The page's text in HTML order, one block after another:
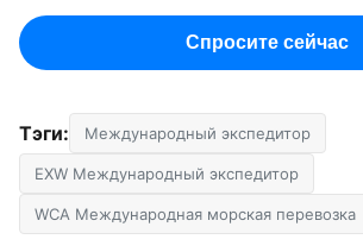
Спросите сейчас
Тэги: Международный экспедитор
EXW Международный экспедитор
WCA Международная морская перевозка